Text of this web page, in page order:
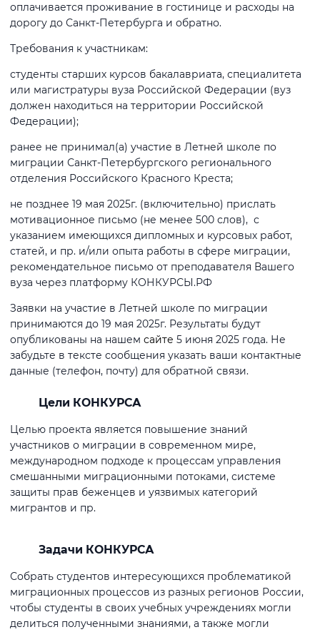
оплачивается проживание в гостинице и расходы на
дорогу до Санкт-Петербурга и обратно.
Требования к участникам:
студенты старших курсов бакалавриата, специалитета
или магистратуры вуза Российской Федерации (вуз
должен находиться на территории Российской
Федерации);
ранее не принимал(а) участие в Летней школе по
миграции Санкт-Петербургского регионального
отделения Российского Красного Креста;
не позднее 19 мая 2025г. (включительно) прислать
мотивационное письмо (не менее 500 слов), с
указанием имеющихся дипломных и курсовых работ,
статей, и пр. и/или опыта работы в сфере миграции,
рекомендательное письмо от преподавателя Вашего
вуза через платформу КОНКУРСЫ.РФ
Заявки на участие в Летней школе по миграции
принимаются до 19 мая 2025г. Результаты будут
опубликованы на нашем сайте 5 июня 2025 года. Не
забудьте в тексте сообщения указать ваши контактные
данные (телефон, почту) для обратной связи.
Цели КОНКУРСА
Целью проекта является повышение знаний
участников о миграции в современном мире,
международном подходе к процессам управления
смешанными миграционными потоками, системе
защиты прав беженцев и уязвимых категорий
мигрантов и пр.
Задачи КОНКУРСА
Собрать студентов интересующихся проблематикой
миграционных процессов из разных регионов России,
чтобы студенты в своих учебных учреждениях могли
делиться полученными знаниями, а также могли